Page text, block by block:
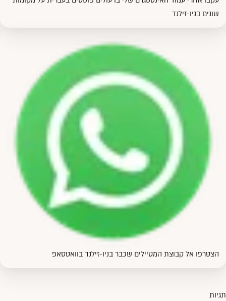
שונים בניו-זילנד
הצטרפו אל קבוצת המטיילים שכבר בניו-זילנד בוואטסאפ
תגיות